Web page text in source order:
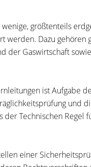
größtenteils
werden. Dazu
der Gaswirtschaft
ist Aufgabe
und
Technischen Regel
einer